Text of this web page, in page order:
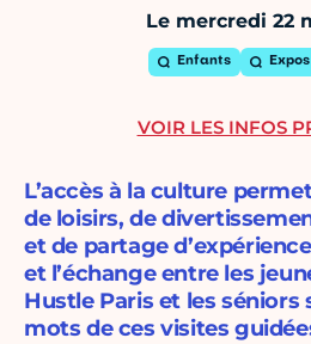
Le mercredi 22
Enfants Expos
L’accès à la culture
de loisirs, de
et de partage
et l’échange entre les
Hustle Paris et les séniors
mots de ces visites
VOIR LES INFOS